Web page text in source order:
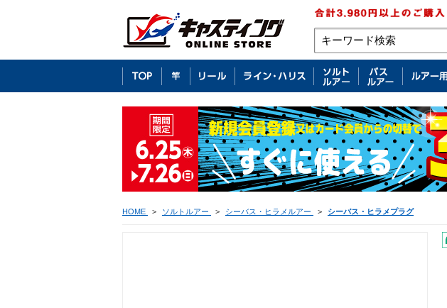
HOME > ソルトルアー > シーバス・ヒラメルアー > シーバス・ヒラメプラグ